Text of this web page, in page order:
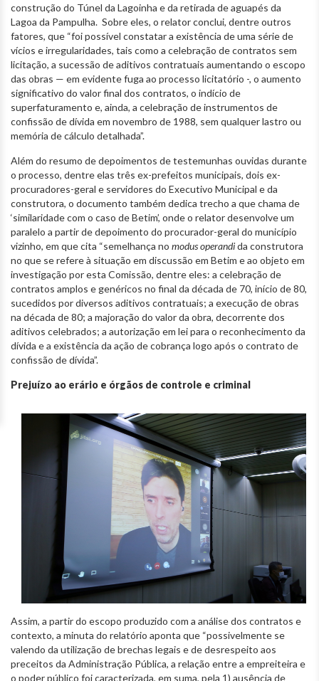
construção do Túnel da Lagoinha e da retirada de aguapés da
Lagoa da Pampulha. Sobre eles, o relator conclui, dentre outros
fatores, que “foi possível constatar a existência de uma série de
vícios e irregularidades, tais como a celebração de contratos sem
licitação, a sucessão de aditivos contratuais aumentando o escopo
das obras — em evidente fuga ao processo licitatório -, o aumento
significativo do valor final dos contratos, o indício de
superfaturamento e, ainda, a celebração de instrumentos de
confissão de dívida em novembro de 1988, sem qualquer lastro ou
memória de cálculo detalhada”.
Além do resumo de depoimentos de testemunhas ouvidas durante
o processo, dentre elas três ex-prefeitos municipais, dois ex-
procuradores-geral e servidores do Executivo Municipal e da
construtora, o documento também dedica trecho a que chama de
‘similaridade com o caso de Betim’, onde o relator desenvolve um
paralelo a partir de depoimento do procurador-geral do município
vizinho, em que cita “semelhança no modus operandida construtora
no que se refere à situação em discussão em Betim e ao objeto em
investigação por esta Comissão, dentre eles: a celebração de
contratos amplos e genéricos no final da década de 70, início de 80,
sucedidos por diversos aditivos contratuais; a execução de obras
na década de 80; a majoração do valor da obra, decorrente dos
aditivos celebrados; a autorização em lei para o reconhecimento da
dívida e a existência da ação de cobrança logo após o contrato de
confissão de dívida”.
Prejuízo ao erário e órgãos de controle e criminal
Assim, a partir do escopo produzido com a análise dos contratos e
contexto, a minuta do relatório aponta que “possivelmente se
valendo da utilização de brechas legais e de desrespeito aos
preceitos da Administração Pública, a relação entre a empreiteira e
o poder público foi caracterizada, em suma, pela 1) ausência de